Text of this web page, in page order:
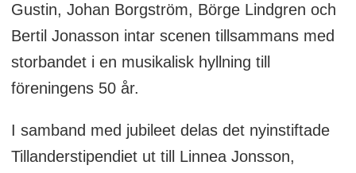
Gustin, Johan Borgström, Börge Lindgren och
Bertil Jonasson intar scenen tillsammans med
storbandet i en musikalisk hyllning till
föreningens 50 år.
I samband med jubileet delas det nyinstiftade
Tillanderstipendiet ut till Linnea Jonsson,